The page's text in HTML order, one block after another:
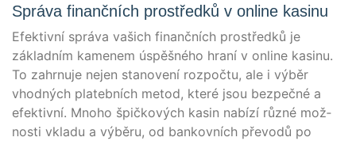
Správa finančních prostředků v online kasinu
Efek­tiv­ní sprá­va vašich finančních pro­s­třed­ků je
základ­ním kamen­em úspěš­né­ho hraní v online kasinu.
To zahr­nu­je nejen sta­novení roz­poč­tu, ale i výběr
vhod­ných pla­teb­ních metod, kte­ré jsou bez­peč­né a
efek­tiv­ní. Mno­ho špič­ko­vých kasin nabí­zí růz­né mož­
nos­ti vkla­du a výběru, od ban­kov­ních pře­vo­dů po